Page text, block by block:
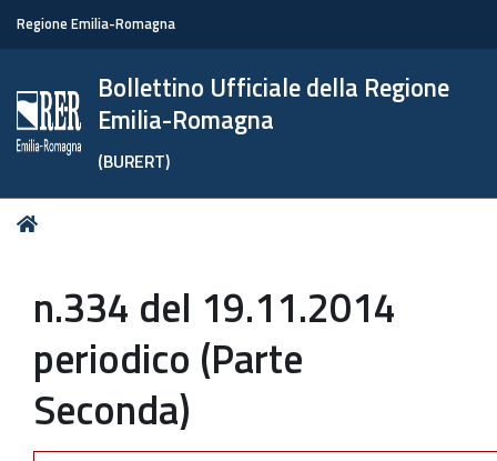
Regione Emilia-Romagna
Bollettino Ufficiale della Regione
Emilia-Romagna
(BURERT)
Tu
n.334 del 19.11.2014
periodico (Parte
Seconda)